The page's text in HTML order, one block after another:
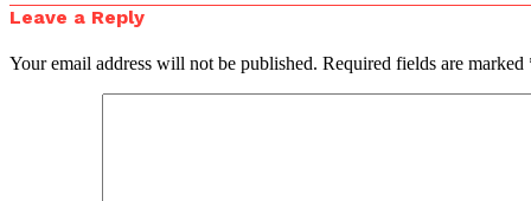
Leave a Reply
Your email address will not be published. Required fields are marked